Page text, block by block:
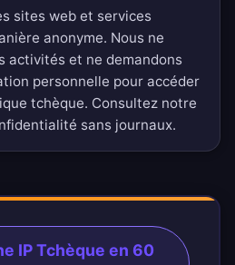
sites web et services
anonyme. Nous ne
activités et ne demandons
personnelle pour accéder
tchèque. Consultez notre
sans journaux.
IP Tchèque en 60